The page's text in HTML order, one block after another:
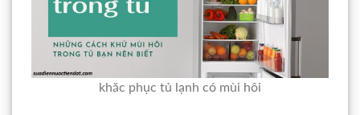
khăc phục tủ lạnh có mùi hôi